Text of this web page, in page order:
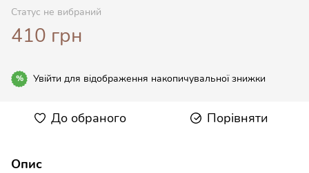
Статус не вибраний
410 грн
% Увійти для відображення накопичувальної знижки
До обраного Порівняти
Опис